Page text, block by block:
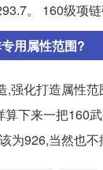
。 160级项链
用属性范围?
,强化打造属性
算下来一把160
为926,当然也不